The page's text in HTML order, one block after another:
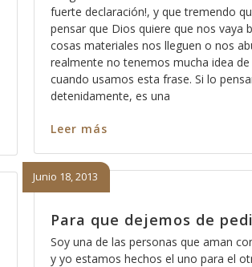
fuerte declaración!, y que tremendo
pensar que Dios quiere que nos vaya
cosas materiales nos lleguen o nos
realmente no tenemos mucha idea
cuando usamos esta frase. Si lo
detenidamente, es una
Leer más
Para que dejemos de
Junio 18, 2013
Soy una de las personas que aman
y yo estamos hechos el uno para el